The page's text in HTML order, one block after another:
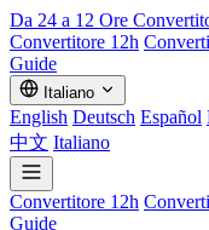
Da 24 a 12 Ore
Convertitore 12h
Guide
Italiano
English Deutsch Español
中文 Italiano
Convertitore 12h
Guide